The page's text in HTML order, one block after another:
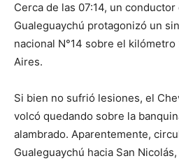
Cerca de las 07:14, un
Gualeguaychú protagonizó un
nacional N°14 sobre el
Aires.
Si bien no sufrió lesiones, el
volcó quedando sobre la
alambrado. Aparentemente,
Gualeguaychú hacia San